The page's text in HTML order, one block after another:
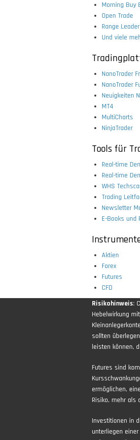
Morning Buy
Open Trade
Range
Und viele
NanoTrader
NanoTrader
Neuigkeiten
MT4
MultiCharts
NinjaTrader
Tools für
Real-time
Real-time
WHS
Trading
Newsletter
E-Books und
Aktien
Forex
Futures
CFD
Risikohinweis:
Hebelwirkung
sollten
leisten können,
Futures sind
ermöglichen,
Risiko, mehr als
Investitionen in
unterliegen